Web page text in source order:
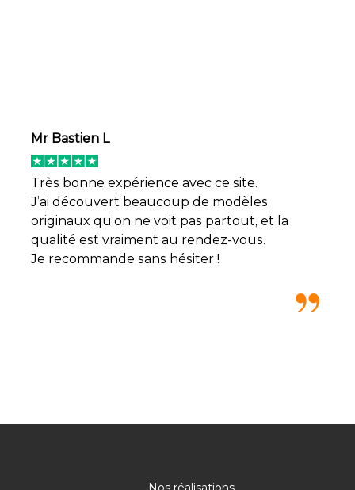
Mr Bastien L
Très bonne expérience avec ce site.
J’ai découvert beaucoup de modèles
originaux qu’on ne voit pas partout, et la
qualité est vraiment au rendez-vous.
Je recommande sans hésiter !